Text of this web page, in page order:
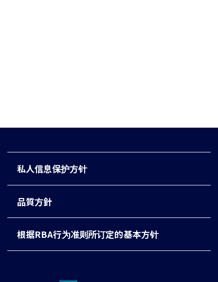
私人信息保护方针
品質方針
根据RBA行为准则所订定的基本方针